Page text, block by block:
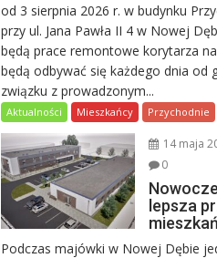
od 3 sierpnia 2026 r. w budynku
przy ul. Jana Pawła II 4 w Nowej
będą prace remontowe korytarza
będą odbywać się każdego dnia od
związku z prowadzonym...
Aktualności Mieszkańcy Przychodnie
14 maja
0
lepsza
Podczas majówki w Nowej Dębie